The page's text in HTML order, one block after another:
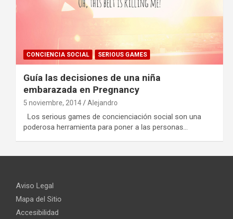
CONCIENCIA SOCIAL SERIOUS GAMES
Guía las decisiones de una niña
embarazada en Pregnancy
5 noviembre, 2014 Alejandro
Los serious games de concienciación social son una
poderosa herramienta para poner a las personas…
Aviso Legal
Mapa del Sitio
Accesibilidad